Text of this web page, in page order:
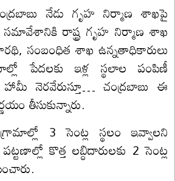
నేడు గృహ నిర్మాణ శాఖపై
సమావేశానికి రాష్ట్ర గృహ నిర్మాణ శాఖ
సంబంధిత శాఖ ఉన్నతాధికారులు
పేదలకు ఇళ్ల స్థలాల పంపిణీ
నెరవేరుస్తూ… చంద్రబాబు ఈ
తీసుకున్నారు.
గ్రామాల్లో 3 సెంట్ల స్థలం ఇవ్వాలని
కొత్త లబ్ధిదారులకు 2 సెంట్ల